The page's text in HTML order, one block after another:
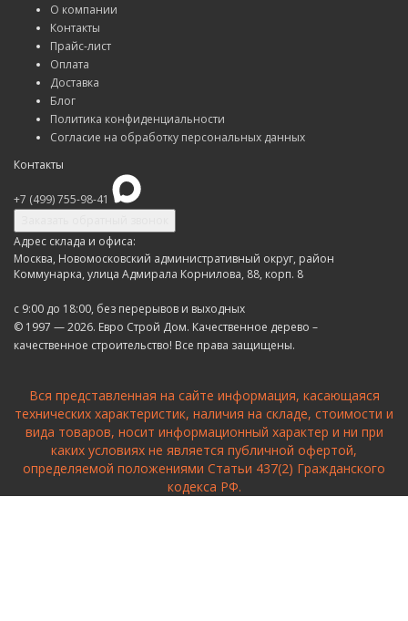
О компании
Контакты
Прайс-лист
Оплата
Доставка
Блог
Политика конфиденциальности
Согласие на обработку персональных данных
Контакты
+7 (499) 755-98-41
Адрес склада и офиса:
Москва, Новомосковский административный округ, район
Коммунарка, улица Адмирала Корнилова, 88, корп. 8
с 9:00 до 18:00, без перерывов и выходных
© 1997 — 2026. Евро Строй Дом. Качественное дерево –
качественное строительство! Все права защищены.
Вся представленная на сайте информация, касающаяся
технических характеристик, наличия на складе, стоимости и
вида товаров, носит информационный характер и ни при
каких условиях не является публичной офертой,
определяемой положениями Статьи 437(2) Гражданского
кодекса РФ.